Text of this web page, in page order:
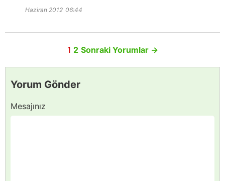
Haziran 2012 06:44
1 2 Sonraki Yorumlar →
Yorum Gönder
Mesajınız